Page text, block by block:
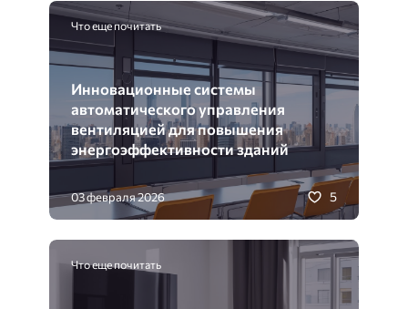
Что еще почитать
Инновационные системы
автоматического управления
вентиляцией для повышения
энергоэффективности зданий
03 февраля 2026 5
Что еще почитать